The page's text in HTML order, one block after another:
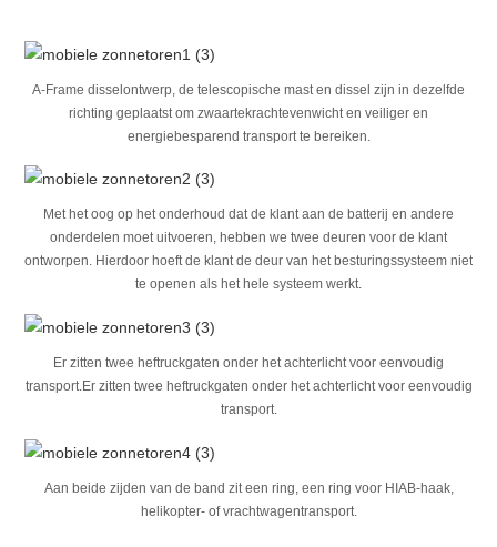
A-Frame disselontwerp, de telescopische mast en dissel zijn in dezelfde
richting geplaatst om zwaartekrachtevenwicht en veiliger en
energiebesparend transport te bereiken.
Met het oog op het onderhoud dat de klant aan de batterij en andere
onderdelen moet uitvoeren, hebben we twee deuren voor de klant
ontworpen. Hierdoor hoeft de klant de deur van het besturingssysteem niet
te openen als het hele systeem werkt.
Er zitten twee heftruckgaten onder het achterlicht voor eenvoudig
transport.Er zitten twee heftruckgaten onder het achterlicht voor eenvoudig
transport.
Aan beide zijden van de band zit een ring, een ring voor HIAB-haak,
helikopter- of vrachtwagentransport.